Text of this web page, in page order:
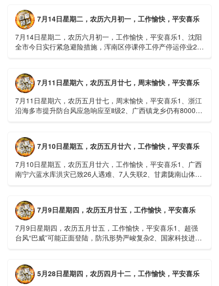
7月14日星期二，农历六月初一，工作愉快，平安喜乐
7月14日星期二，农历六月初一，工作愉快，平安喜乐1、沈阳
全市今日实行紧急避险措施，浑南区停课停工停产停运停业2、
7月11日星期六，农历五月廿七，周末愉快，平安喜乐
7月11日星期六，农历五月廿七，周末愉快，平安喜乐1、浙江
沿海多市提升防台风应急响应至Ⅱ级2、广西镇龙乡仍有8000多
7月10日星期五，农历五月廿六，工作愉快，平安喜乐
7月10日星期五，农历五月廿六，工作愉快，平安喜乐1、广西
南宁六蓝水库洪灾已致26人遇难、7人失联2、甘肃陇南山体滑
7月9日星期四，农历五月廿五，工作愉快，平安喜乐
7月9日星期四，农历五月廿五，工作愉快，平安喜乐1、超强
台风“巴威”可能正面登陆，防汛形势严峻复杂2、国家科技进步
5月28日星期四，农历四月十二，工作愉快，平安喜乐